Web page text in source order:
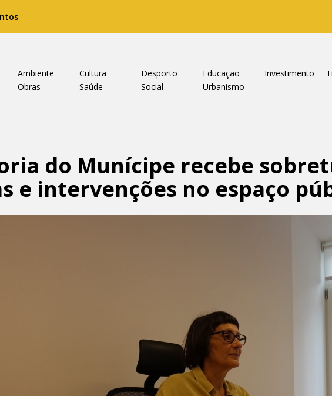
Ambiente Cultura Desporto Educação Investimento
Obras
Saúde Social Urbanismo
do Munícipe recebe
e intervenções no espaço